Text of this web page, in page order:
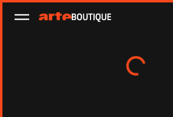
Ouvrir le menu